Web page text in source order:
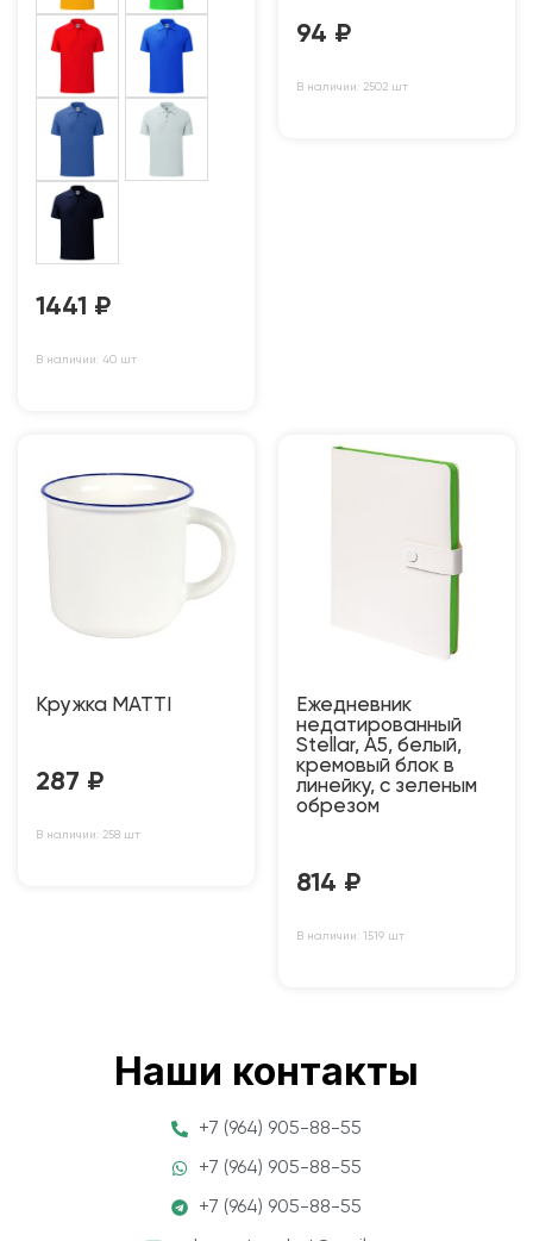
1441 ₽
В наличии: 40 шт
94 ₽
В наличии: 2502 шт
Кружка MATTI
287 ₽
В наличии: 258 шт
Ежедневник
недатированный
Stellar, А5, белый,
кремовый блок в
линейку, с зеленым
обрезом
814 ₽
В наличии: 1519 шт
Наши контакты
+7 (964) 905-88-55
+7 (964) 905-88-55
+7 (964) 905-88-55